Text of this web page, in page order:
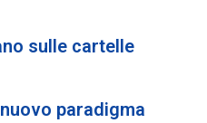
sulle cartelle
paradigma